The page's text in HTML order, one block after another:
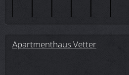
Apartmenthaus Vetter